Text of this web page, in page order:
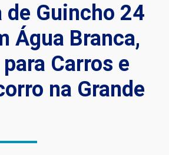
de Guincho 24
Água Branca,
Carros e
na Grande